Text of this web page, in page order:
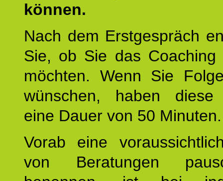
können.
Nach dem Erstgespräch
Sie, ob Sie das Coaching
möchten. Wenn Sie
wünschen, haben diese
eine Dauer von 50 Minuten.
Vorab eine
von Beratungen